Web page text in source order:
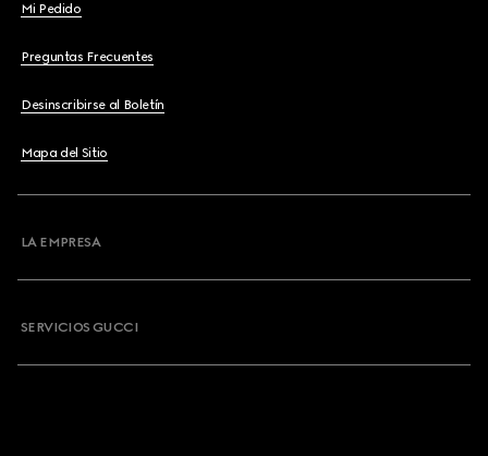
Mi Pedido
Preguntas Frecuentes
Desinscribirse al Boletín
Mapa del Sitio
LA EMPRESA
SERVICIOS GUCCI